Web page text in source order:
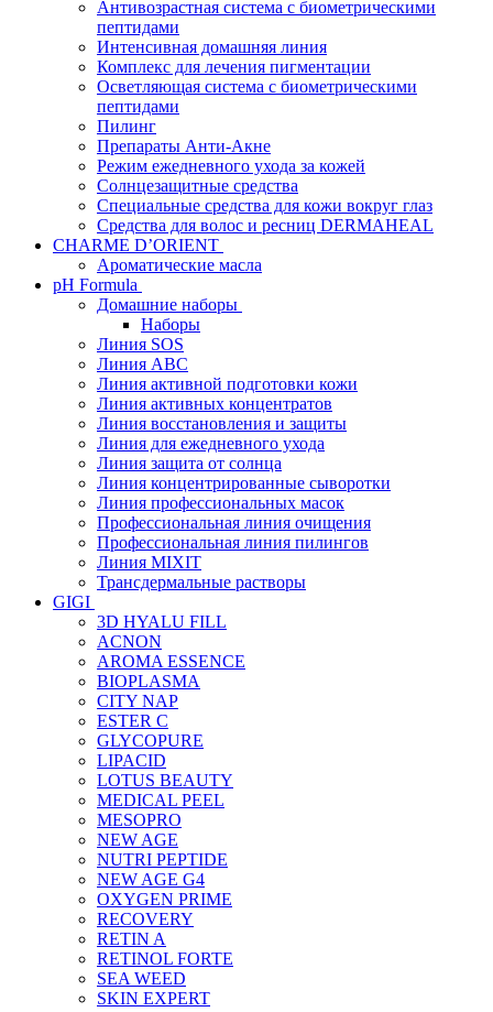
Антивозрастная система с биометрическими
пептидами
Интенсивная домашняя линия
Комплекс для лечения пигментации
Осветляющая система с биометрическими
пептидами
Пилинг
Препараты Анти-Акне
Режим ежедневного ухода за кожей
Солнцезащитные средства
Специальные средства для кожи вокруг глаз
Средства для волос и ресниц DERMAHEAL
CHARME D’ORIENT
Ароматические масла
pH Formula
Домашние наборы
Наборы
Линия SOS
Линия АВС
Линия активной подготовки кожи
Линия активных концентратов
Линия восстановления и защиты
Линия для ежедневного ухода
Линия защита от солнца
Линия концентрированные сыворотки
Линия профессиональных масок
Профессиональная линия очищения
Профессиональная линия пилингов
Линия MIXIT
Трансдермальные растворы
GIGI
3D HYALU FILL
ACNON
AROMA ESSENCE
BIOPLASMA
CITY NAP
ESTER C
GLYCOPURE
LIPACID
LOTUS BEAUTY
MEDICAL PEEL
MESOPRO
NEW AGE
NUTRI PEPTIDE
NEW AGE G4
OXYGEN PRIME
RECOVERY
RETIN A
RETINOL FORTE
SEA WEED
SKIN EXPERT